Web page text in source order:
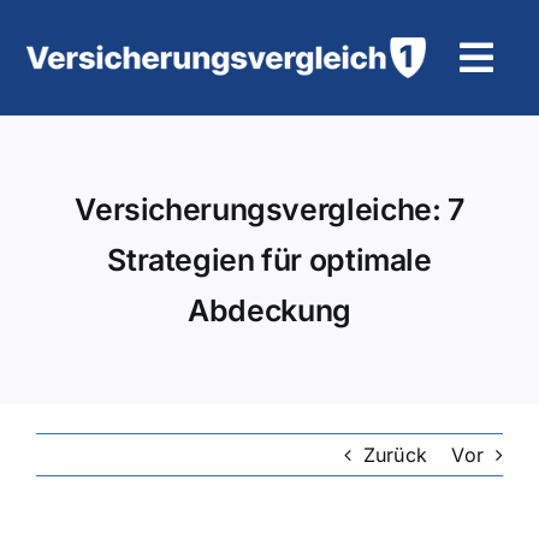
Inhalt
KFZ-Versicherung
Versicherungsvergleiche: 7
Strategien für optimale
Abdeckung
Zurück Vor